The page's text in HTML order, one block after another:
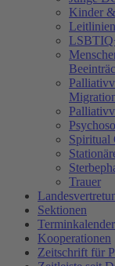
Kinder
Leitlinien
Spiritual
Trauer
Sektionen
Kooperationen
Zeitschrift für